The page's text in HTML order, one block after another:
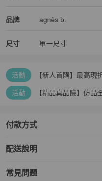
品牌
agnès b. 精品女包 品牌介紹
agnès b.
agnès b. 推薦清單
尺寸 單一尺寸
活動 【新人首購】最高現
活動 【精品真品險】仿品
付款方式
配送說明
常見問題